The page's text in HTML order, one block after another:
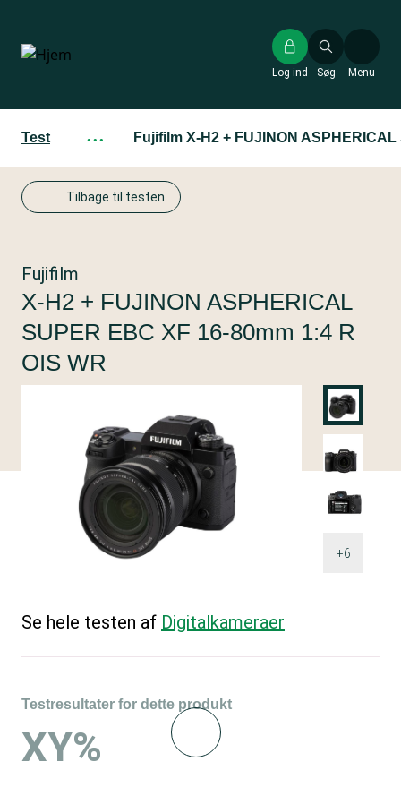
hovedindhold
Søg
Log ind Menu
Test ··· Fujifilm X-H2 + FUJINON
Tilbage til testen
+6
Fujifilm
X-H2 + FUJINON ASPHERICAL
SUPER EBC XF 16-80mm 1:4 R
OIS WR
Se hele testen af Digitalkameraer
Testresultater for dette produkt
XY%